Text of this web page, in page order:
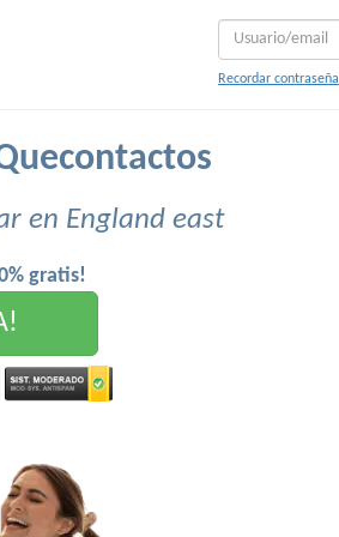
Recordar contraseña
en England east
gratis!